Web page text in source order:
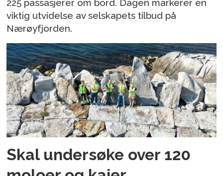
225 passasjerer om bord. Dagen markerer en
viktig utvidelse av selskapets tilbud på
Nærøyfjorden.
Skal undersøke over 120